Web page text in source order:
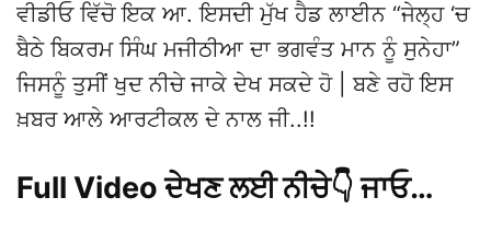
ਵੀਡੀਓ ਵਿੱਚੋ ਇਕ ਆ. ਇਸਦੀ ਮੁੱਖ ਹੈਡ ਲਾਈਨ “ਜੇਲ੍ਹ ‘ਚ
ਬੈਠੇ ਬਿਕਰਮ ਸਿੰਘ ਮਜੀਠੀਆ ਦਾ ਭਗਵੰਤ ਮਾਨ ਨੂੰ ਸੁਨੇਹਾ”
ਜਿਸਨੂੰ ਤੁਸੀਂ ਖੁਦ ਨੀਚੇ ਜਾਕੇ ਦੇਖ ਸਕਦੇ ਹੋ | ਬਣੇ ਰਹੋ ਇਸ
ਖ਼ਬਰ ਆਲੇ ਆਰਟੀਕਲ ਦੇ ਨਾਲ ਜੀ..!!
Full Video ਦੇਖਣ ਲਈ ਨੀਚੇ👇 ਜਾਓ…